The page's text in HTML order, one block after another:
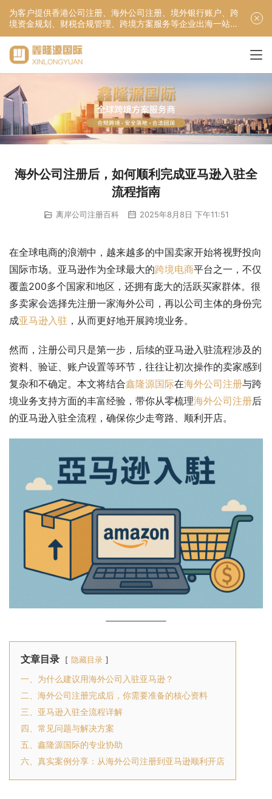
为客户提供香港公司注册、海外公司注册、境外银行账户、跨
境资金规划、财税合规管理、跨境方案服务等企业出海一站式
服务！
海外公司注册后，如何顺利完成亚马逊入驻全
流程指南
离岸公司注册百科 2025年8月8日 下午11:51
在全球电商的浪潮中，越来越多的中国卖家开始将视野投向
国际市场。亚马逊作为全球最大的跨境电商平台之一，不仅
覆盖200多个国家和地区，还拥有庞大的活跃买家群体。很
多卖家会选择先注册一家海外公司，再以公司主体的身份完
成亚马逊入驻 ，从而更好地开展跨境业务。
然而，注册公司只是第一步，后续的亚马逊入驻流程涉及的
资料、验证、账户设置等环节，往往让初次操作的卖家感到
复杂和不确定。本文将结合鑫隆源国际在海外公司注册与跨
境业务支持方面的丰富经验，带你从零梳理海外公司注册后
的亚马逊入驻全流程，确保你少走弯路、顺利开店。
文章目录 隐藏目录
一、为什么建议用海外公司入驻亚马逊？
二、海外公司注册完成后，你需要准备的核心资料
三、亚马逊入驻全流程详解
四、常见问题与解决方案
五、鑫隆源国际的专业协助
六、真实案例分享：从海外公司注册到亚马逊顺利开店